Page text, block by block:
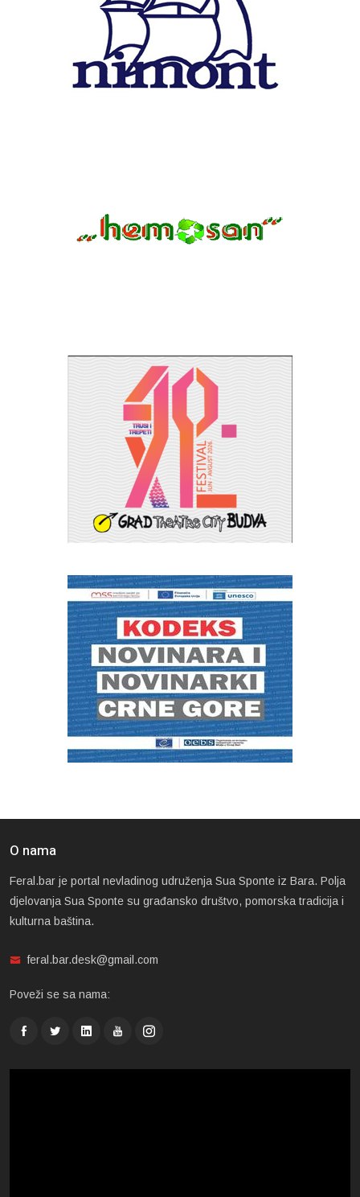
O nama
Feral.bar je portal nevladinog udruženja Sua Sponte iz Bara. Polja
djelovanja Sua Sponte su građansko društvo, pomorska tradicija i
kulturna baština.
feral.bar.desk@gmail.com
Poveži se sa nama: